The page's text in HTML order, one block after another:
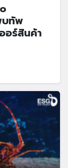
บทัพ
อร์สินค้า